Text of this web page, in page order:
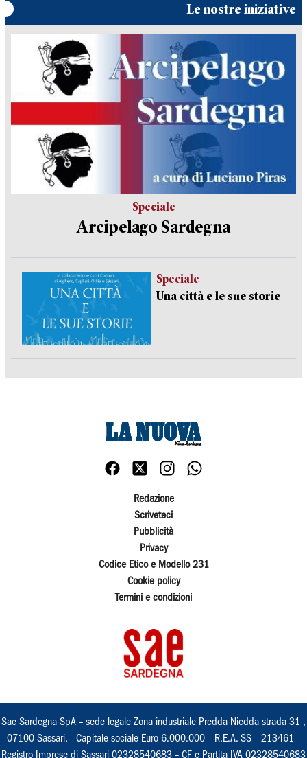
Le nostre iniziative
Speciale
Arcipelago Sardegna
Speciale
Una città e le sue storie
Redazione
Scriveteci
Pubblicità
Privacy
Codice Etico e Modello 231
Cookie policy
Termini e condizioni
Sae Sardegna SpA – sede legale Zona industriale Predda Niedda strada 31 ,
07100 Sassari, - Capitale sociale Euro 6.000.000 – R.E.A. SS – 213461 –
Registro Imprese di Sassari 02328540683 – CF e Partita IVA 02328540683